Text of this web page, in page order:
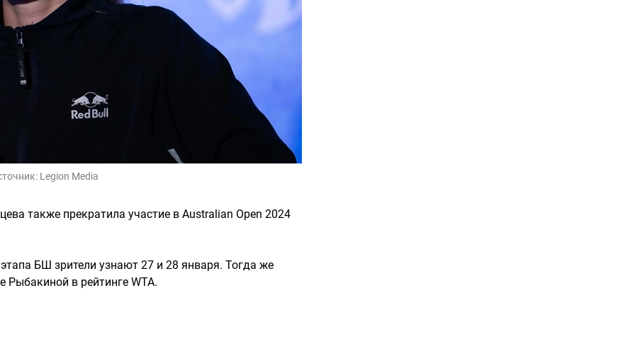
Legion Media
также прекратила участие в Australian Open 2024
БШ зрители узнают 27 и 28 января. Тогда же
Рыбакиной в рейтинге WTA.